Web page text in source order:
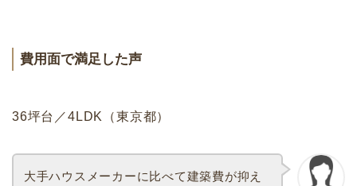
費用面で満足した声
36坪台／4LDK（東京都）
大手ハウスメーカーに比べて建築費が抑え